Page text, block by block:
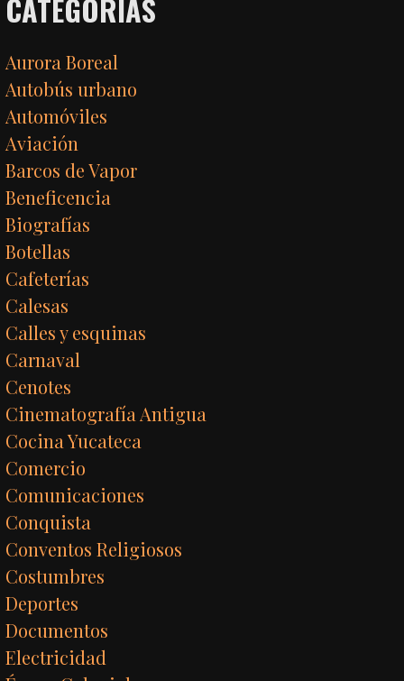
CATEGORÍAS
Aurora Boreal
Autobús urbano
Automóviles
Aviación
Barcos de Vapor
Beneficencia
Biografías
Botellas
Cafeterías
Calesas
Calles y esquinas
Carnaval
Cenotes
Cinematografía Antigua
Cocina Yucateca
Comercio
Comunicaciones
Conquista
Conventos Religiosos
Costumbres
Deportes
Documentos
Electricidad